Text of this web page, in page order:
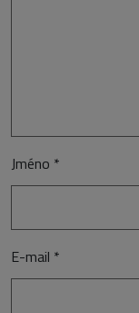
Jméno *
E-mail *